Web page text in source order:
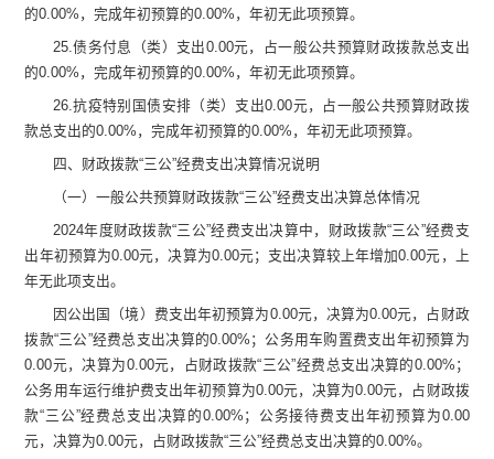
的0.00% ，完成年初预算的0.00% ，年初无此项预算。
25.债务付息（类）支出0.00元，占一般公共预算财政拨款总支出
的0.00% ，完成年初预算的0.00% ，年初无此项预算。
26.抗疫特别国债安排（类）支出0.00元，占一般公共预算财政拨
款总支出的0.00% ，完成年初预算的0.00% ，年初无此项预算。
四、 财政拨款“三公”经费支出决算情况说明
（一）一般公共预算财政拨款“三公”经费支出决算总体情况
2024年度财政拨款“三公”经费支出决算中，财政拨款“三公”经费支
出年初预算为0.00元，决算为0.00元；支出决算较上年增加0.00元，上
年无此项支出。
因公出国（境）费支出年初预算为0.00元，决算为0.00元，占财政
拨款“三公”经费总支出决算的0.00% ；公务用车购置费支出年初预算为
0.00元，决算为0.00元，占财政拨款“三公”经费 总支出决算的0.00% ；
公务用车运行维护费支出年初预算为0.00元，决算为0.00元，占财政拨
款“三公”经费 总支出决算的0.00% ； 公务接待费支出年初预算为0.00
元，决算为0.00元，占财政拨款“三公”经费总支出决算的0.00%。